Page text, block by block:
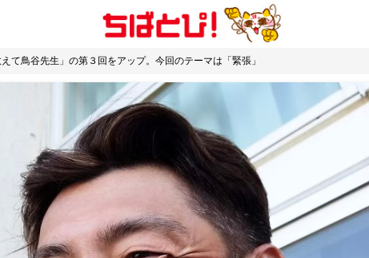
て鳥谷先生」の第３回をアップ。今回のテーマは「緊張」